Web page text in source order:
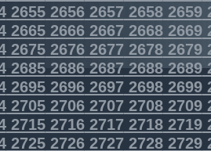
265526562657 26582659
266526662667 26682669
267526762677 26782679
26852686268726882689
26952696269726982699
27052706270727082709
27152716271727182719
27252726272727282729